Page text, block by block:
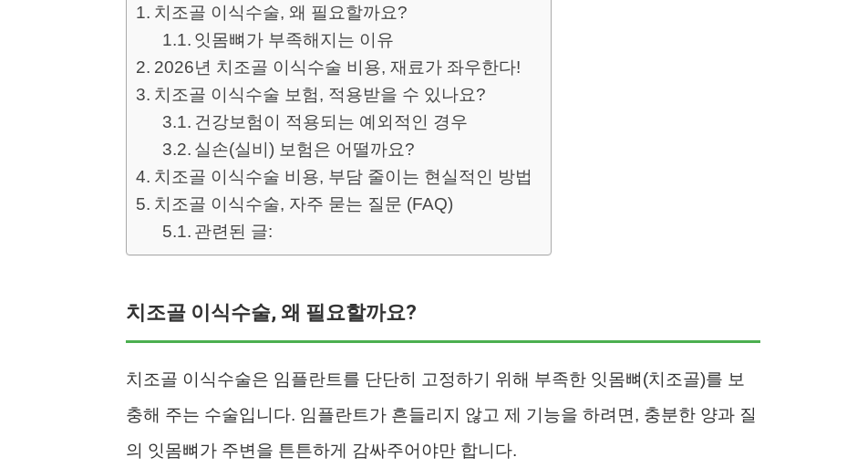
치조골 이식수술, 왜 필요할까요?
잇몸뼈가 부족해지는 이유
2026년 치조골 이식수술 비용, 재료가 좌우한다!
치조골 이식수술 보험, 적용받을 수 있나요?
건강보험이 적용되는 예외적인 경우
실손(실비) 보험은 어떨까요?
치조골 이식수술 비용, 부담 줄이는 현실적인 방법
치조골 이식수술, 자주 묻는 질문 (FAQ)
관련된 글:
치조골 이식수술, 왜 필요할까요?
치조골 이식수술은 임플란트를 단단히 고정하기 위해 부족한 잇몸뼈(치조골)를 보
충해 주는 수술입니다. 임플란트가 흔들리지 않고 제 기능을 하려면, 충분한 양과 질
의 잇몸뼈가 주변을 튼튼하게 감싸주어야만 합니다.